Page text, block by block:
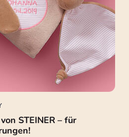
STEINER – für